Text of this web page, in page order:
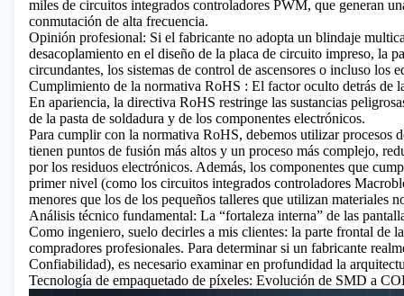
miles de circuitos integrados controladores PWM, que generan
conmutación de alta frecuencia.
Opinión profesional: Si el fabricante no adopta un blindaje
desacoplamiento en el diseño de la placa de circuito impreso, la
circundantes, los sistemas de control de ascensores o incluso los
Cumplimiento de la normativa RoHS : El factor oculto detrás de
En apariencia, la directiva RoHS restringe las sustancias
de la pasta de soldadura y de los componentes electrónicos.
Para cumplir con la normativa RoHS, debemos utilizar procesos
tienen puntos de fusión más altos y un proceso más complejo,
por los residuos electrónicos. Además, los componentes que
primer nivel (como los circuitos integrados controladores
menores que los de los pequeños talleres que utilizan materiales
Análisis técnico fundamental: La “fortaleza interna” de las
Como ingeniero, suelo decirles a mis clientes: la parte frontal de
compradores profesionales. Para determinar si un fabricante
Confiabilidad), es necesario examinar en profundidad la
Tecnología de empaquetado de píxeles: Evolución de SMD a